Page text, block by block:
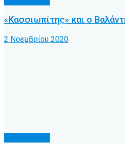
«Κασσιωπίτης» και ο
2 Νοεμβρίου 2020